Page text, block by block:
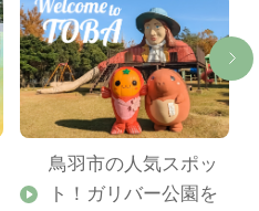
鳥羽市の人気スポッ
ト！ガリバー公園を